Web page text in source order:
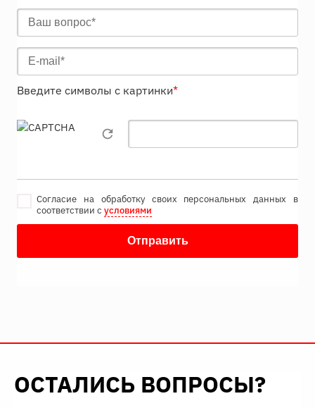
Введите символы с картинки*
Согласие на обработку своих персональных данных в
соответствии с условиями
ОСТАЛИСЬ ВОПРОСЫ?